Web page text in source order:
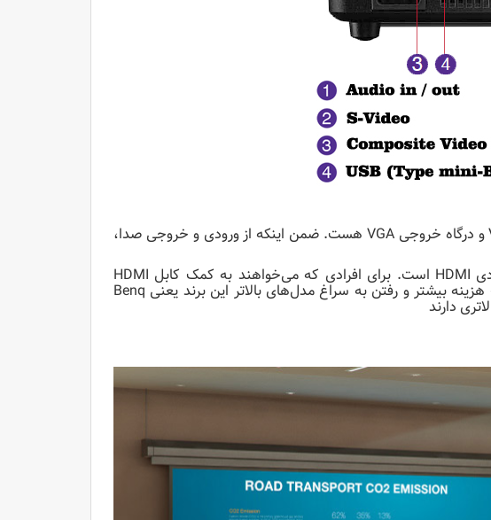
دارای دو درگاه ورودی VGA و درگاه خروجی VGA هست. ضمن اینکه از ورودی و خروجی صدا،
نداشتن ورودی HDMI است. برای افرادی که می‌خواهند به کمک کابل HDMI
انتقال تصویر به ویدئو پروژکتور را انجام دهد ناچار به‌صرف هزینه بیشتر و رفتن به سراغ مدل‌های بالاتر این برند یعنی Benq